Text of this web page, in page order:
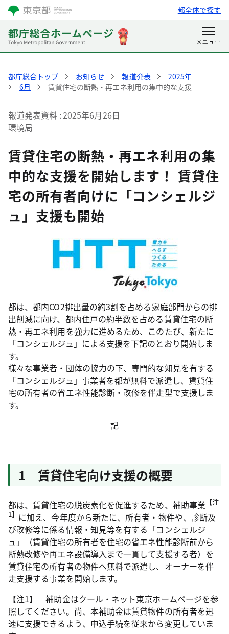
都全体で探す
都庁総合トップ お知らせ 報道発表
2025年
6月
賃貸住宅の断熱・再エネ利用の集中的な支援
報道発表資料 2025年6月26日
環境局
賃貸住宅の断熱・再エネ利用の集
中的な支援を開始します！ 賃貸住
宅の所有者向けに「コンシェルジ
ュ」支援も開始
都は、都内CO2排出量の約3割を占める家庭部門からの排
出削減に向け、都内住戸の約半数を占める賃貸住宅の断
熱・再エネ利用を強力に進めるため、このたび、新たに
「コンシェルジュ」による支援を下記のとおり開始しま
す。
様々な事業者・団体の協力の下、専門的な知見を有する
「コンシェルジュ」事業者を都が無料で派遣し、賃貸住
宅の所有者の省エネ性能診断・改修を伴走型で支援しま
す。
記
1 賃貸住宅向け支援の概要
都は、賃貸住宅の脱炭素化を促進するため、補助事業 【注
1】 に加え、今年度から新たに、所有者・物件や、診断及
び改修等に係る情報・知見等を有する「コンシェルジ
ュ」（賃貸住宅の所有者を住宅の省エネ性能診断前から
断熱改修や再エネ設備導入まで一貫して支援する者）を
賃貸住宅の所有者の物件へ無料で派遣し、オーナーを伴
走支援する事業を開始します。
【注1】 補助金はクール・ネット東京ホームページを参
照してください。尚、本補助金は賃貸物件の所有者を迅
速に支援できるよう、申込手続を従来から変更していま